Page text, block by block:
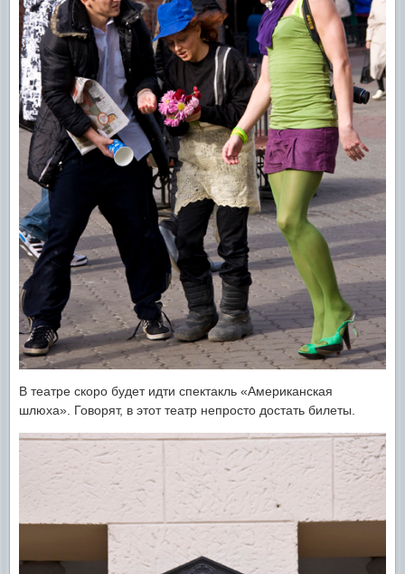
В театре скоро будет идти спектакль «Американская
шлюха». Говорят, в этот театр непросто достать билеты.